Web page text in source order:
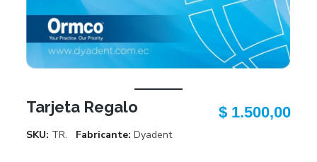
Tarjeta Regalo
SKU TR. Fabricante Dyadent
$ 1.500,00